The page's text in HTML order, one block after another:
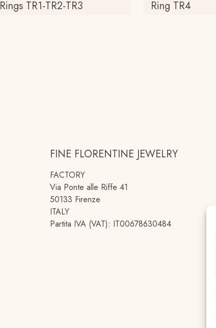
Rings TR1-TR2-TR3 Ring TR4
FINE FLORENTINE JEWELRY
FACTORY
Via Ponte alle Riffe 41
50133 Firenze
ITALY
Partita IVA (VAT): IT00678630484